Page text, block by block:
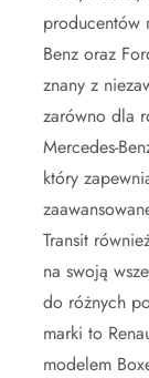
producentów
Benz oraz
znany z
zarówno dla
Mercedes-
który
Transit
na swoją
do różnych
marki to
modelem